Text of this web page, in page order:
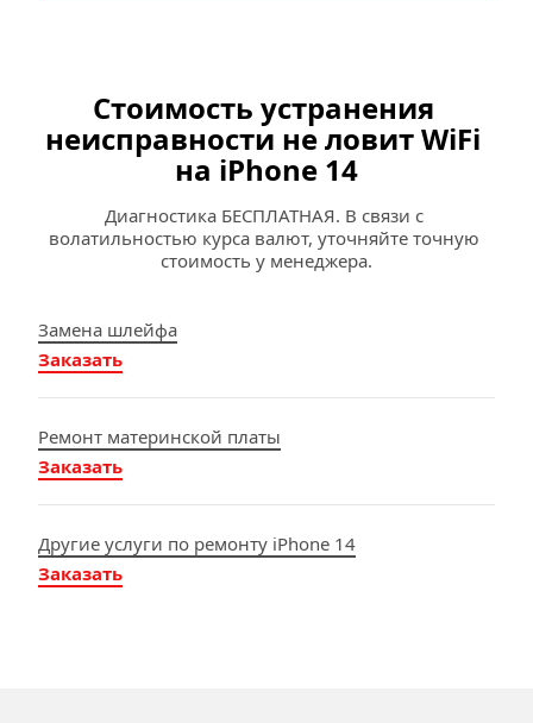
Стоимость устранения
неисправности не ловит WiFi
на iPhone 14
Диагностика БЕСПЛАТНАЯ. В связи с
волатильностью курса валют, уточняйте точную
стоимость у менеджера.
Замена шлейфа
Заказать
Ремонт материнской платы
Заказать
Другие услуги по ремонту iPhone 14
Заказать